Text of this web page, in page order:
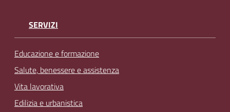
SERVIZI
Educazione e formazione
Salute, benessere e assistenza
Vita lavorativa
Edilizia e urbanistica